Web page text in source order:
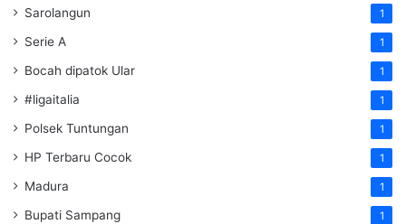
Sarolangun 1
Serie A 1
Bocah dipatok Ular 1
#ligaitalia 1
Polsek Tuntungan 1
HP Terbaru Cocok 1
Madura 1
Bupati Sampang 1